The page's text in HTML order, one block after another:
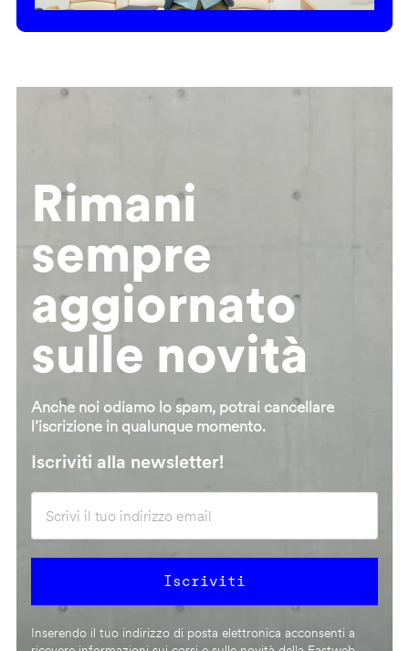
Rimani
sempre
aggiornato
sulle novità
Anche noi odiamo lo spam, potrai cancellare
l’iscrizione in qualunque momento.
Iscriviti alla newsletter!
Inserendo il tuo indirizzo di posta elettronica acconsenti a